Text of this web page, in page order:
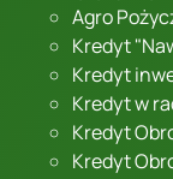
Agro
Kredyt
Kredyt
Kredyt w
Kredyt
Kredyt